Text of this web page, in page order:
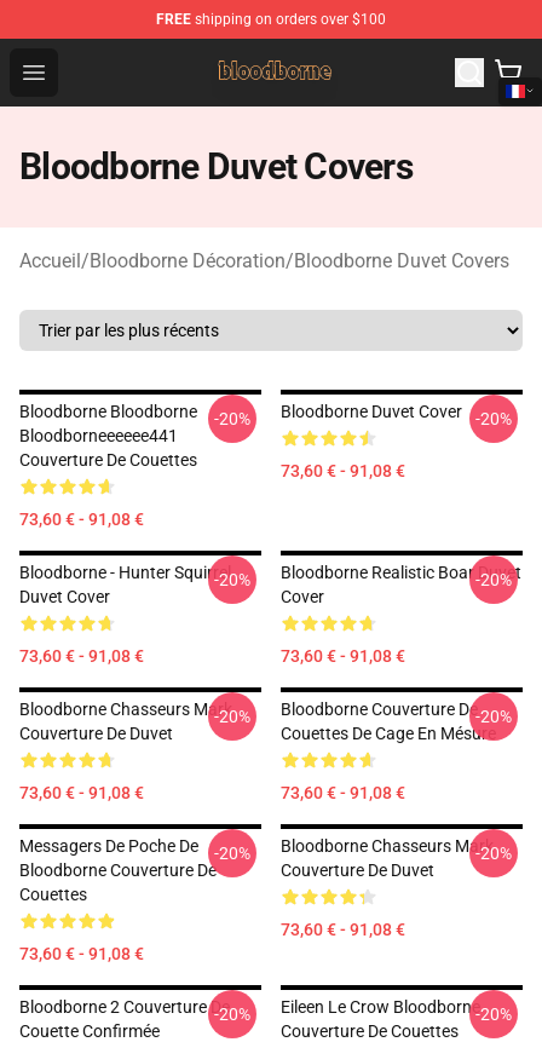
FREE shipping on orders over $100
Open menu
Bloodborne Shop - Official Bloodborne Merchandise
Bloodborne Duvet Covers
Accueil/Bloodborne Décoration/Bloodborne Duvet Covers
Bloodborne Bloodborne
Bloodborneeeeee441
Couverture De Couettes
73,60 € - 91,08 €
-20% Bloodborne Duvet Cover
73,60 € - 91,08 €
-20%
Bloodborne - Hunter Squirrel
Duvet Cover
73,60 € - 91,08 €
-20%
Bloodborne Realistic Boar Duvet
Cover
73,60 € - 91,08 €
-20%
Bloodborne Chasseurs Mark
Couverture De Duvet
73,60 € - 91,08 €
-20%
Bloodborne Couverture De
Couettes De Cage En Mésure
73,60 € - 91,08 €
-20%
Messagers De Poche De
Bloodborne Couverture De
Couettes
73,60 € - 91,08 €
-20%
Bloodborne Chasseurs Mark
Couverture De Duvet
73,60 € - 91,08 €
-20%
Bloodborne 2 Couverture De
Couette Confirmée
-20%
Eileen Le Crow Bloodborne
Couverture De Couettes
-20%